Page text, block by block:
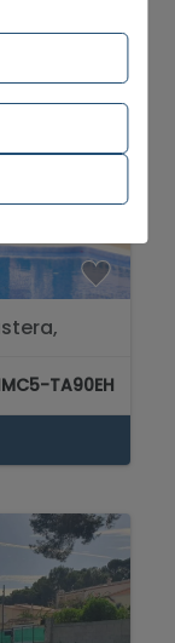
TA90EH